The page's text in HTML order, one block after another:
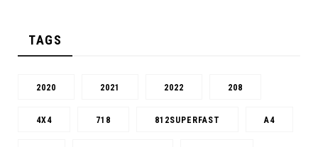
TAGS
2020 2021 2022 208
4X4 718 812SUPERFAST A4